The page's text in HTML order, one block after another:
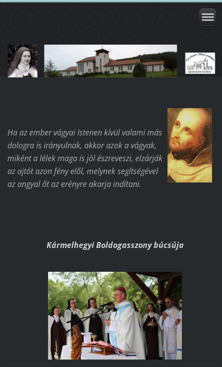
Ha az ember vágyai Istenen kívül valami más
dologra is irányulnak, akkor azok a vágyak,
miként a lélek maga is jól észreveszi, elzárják
az ajtót azon fény elől, melynek segítségével
az angyal őt az erényre akarja indítani.
Kármelhegyi Boldogasszony búcsúja